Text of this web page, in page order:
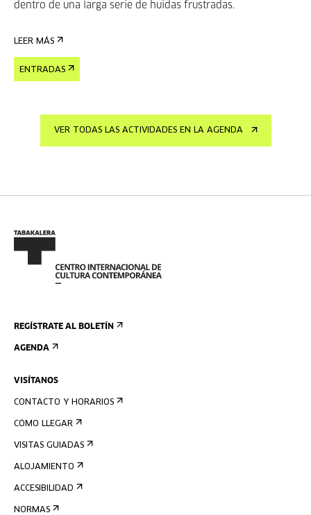
dentro de una larga serie de huidas frustradas.
LEER MÁS
ENTRADAS
VER TODAS LAS ACTIVIDADES EN LA AGENDA
REGÍSTRATE AL BOLETÍN
AGENDA
VISÍTANOS
CONTACTO Y HORARIOS
CÓMO LLEGAR
VISITAS GUIADAS
ALOJAMIENTO
ACCESIBILIDAD
NORMAS